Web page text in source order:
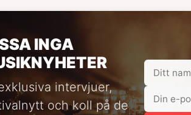
INGA
intervjuer,
och koll på de